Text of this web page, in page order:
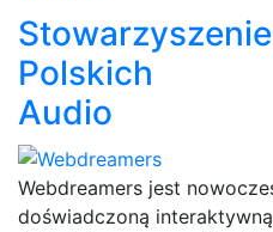
Polskich
Audio
Webdreamers jest
doświadczoną